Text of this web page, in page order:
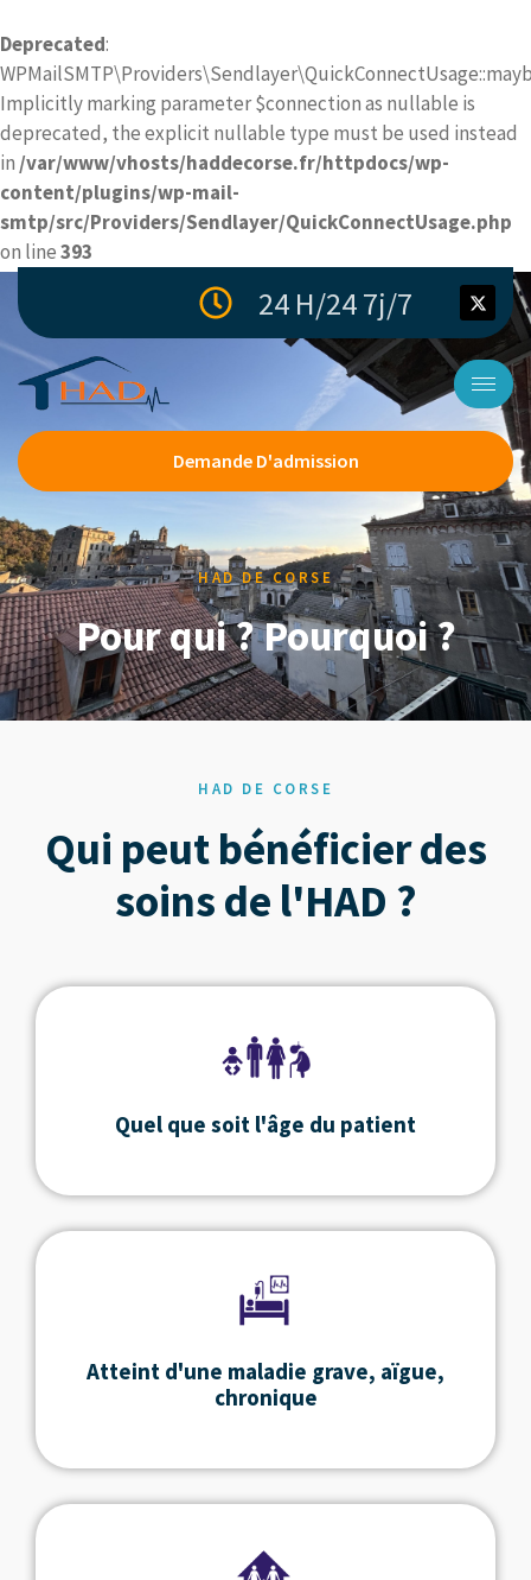
Deprecated:
Implicitly marking parameter $connection as nullable is
deprecated, the explicit nullable type must be used instead
in /var/www/vhosts/haddecorse.fr/httpdocs/wp-
content/plugins/wp-mail-
smtp/src/Providers/Sendlayer/QuickConnectUsage.php
on line393
24 H/24 7j/7
Demande D'admission
HAD DE CORSE
Pour qui ? Pourquoi ?
HAD DE CORSE
Qui peut bénéficier des
soins de l'HAD ?
Quel que soit l'âge du patient
Atteint d'une maladie grave, aïgue,
chronique